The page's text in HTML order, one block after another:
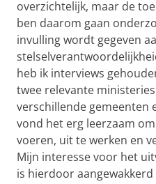
overzichtelijk, maar de
ben daarom gaan
invulling wordt gegeven
heb ik interviews
twee relevante
verschillende gemeenten
vond het erg leerzaam
voeren, uit te werken en
Mijn interesse voor het
is hierdoor